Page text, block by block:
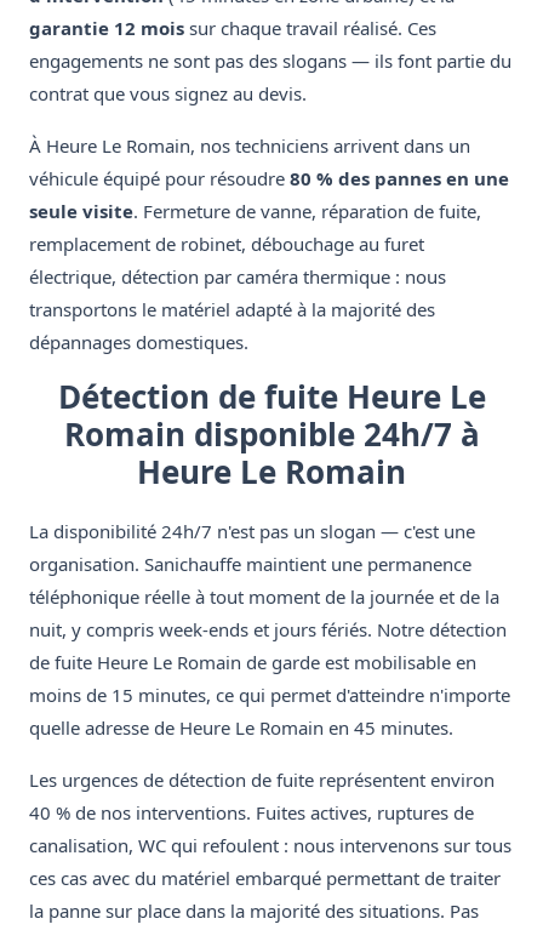
garantie 12 mois sur chaque travail réalisé. Ces
engagements ne sont pas des slogans — ils font partie du
contrat que vous signez au devis.
À Heure Le Romain, nos techniciens arrivent dans un
véhicule équipé pour résoudre 80 % des pannes en une
seule visite. Fermeture de vanne, réparation de fuite,
remplacement de robinet, débouchage au furet
électrique, détection par caméra thermique : nous
transportons le matériel adapté à la majorité des
dépannages domestiques.
Détection de fuite Heure Le
Romain disponible 24h/7 à
Heure Le Romain
La disponibilité 24h/7 n'est pas un slogan — c'est une
organisation. Sanichauffe maintient une permanence
téléphonique réelle à tout moment de la journée et de la
nuit, y compris week-ends et jours fériés. Notre détection
de fuite Heure Le Romain de garde est mobilisable en
moins de 15 minutes, ce qui permet d'atteindre n'importe
quelle adresse de Heure Le Romain en 45 minutes.
Les urgences de détection de fuite représentent environ
40 % de nos interventions. Fuites actives, ruptures de
canalisation, WC qui refoulent : nous intervenons sur tous
ces cas avec du matériel embarqué permettant de traiter
la panne sur place dans la majorité des situations. Pas